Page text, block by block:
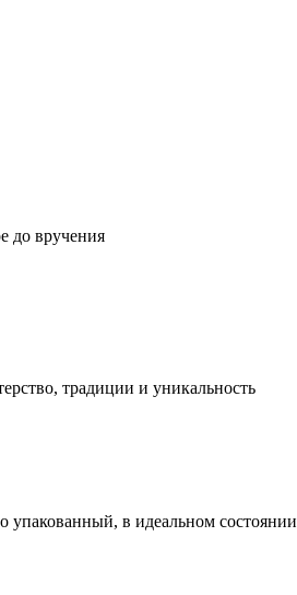
до вручения
традиции и уникальность
упакованный, в идеальном состоянии